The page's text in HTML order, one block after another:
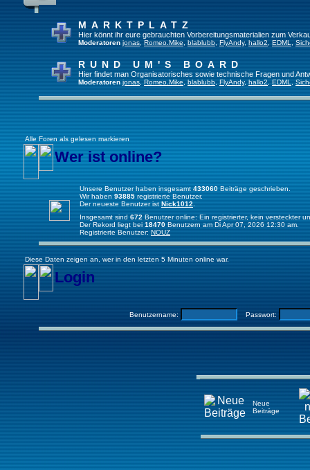
MARKTPLATZ
Hier könnt ihr eure gebrauchten Vorbereitungsmaterialien zum
Moderatoren jonas Romeo.Mike blablubb FlyAndy, hallo2 EDML
RUND UM'S BOARD
Hier findet man Organisatorisches sowie technische Fragen und
Moderatoren jonas Romeo.Mike blablubb FlyAndy, hallo2 EDML
Alle Foren als gelesen markieren
Wer ist online?
Unsere Benutzer haben insgesamt 433060 Beiträge geschrieben.
Wir haben 93885 registrierte Benutzer.
Der neueste Benutzer ist Nick1012
Insgesamt sind 672 Benutzer online: Ein registrierter, kein versteckter
Der Rekord liegt bei 18470 Benutzern am Di Apr 07, 2026 12:30 am.
Registrierte Benutzer: NOUZ
Diese Daten zeigen an, wer in den letzten 5 Minuten online war.
Login
Benutzername: Passwort:
Neue
Beiträge